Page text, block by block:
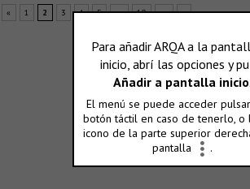
« 1 2 3 4 5 ... 10 ... »